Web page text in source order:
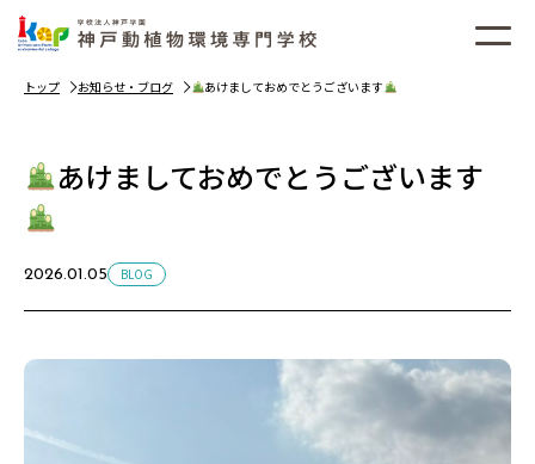
トップ お知らせ・ブログ あけましておめでとうございます
あけましておめでとうございます
2026.01.05 BLOG